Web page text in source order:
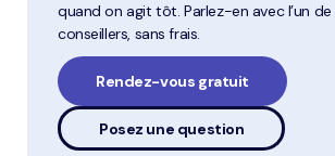
quand on agit tôt. Parlez-en avec l’un
conseillers, sans frais.
Rendez-vous gratuit
Posez une question